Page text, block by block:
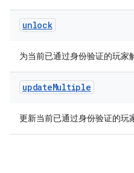
unlock
为当前已通过身份验证的玩家
updateMultiple
更新当前已通过身份验证的玩